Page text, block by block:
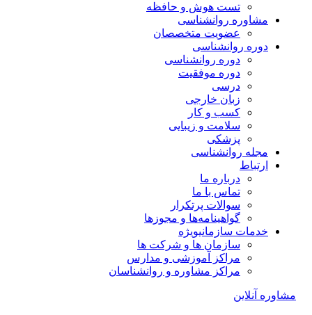
تست هوش و حافظه
مشاوره روانشناسی
عضویت متخصصان
دوره روانشناسی
دوره روانشناسی
دوره موفقیت
درسی
زبان خارجی
کسب و کار
سلامت و زیبایی
پزشکی
مجله روانشناسی
ارتباط
درباره ما
تماس با ما
سوالات پرتکرار
گواهینامه‌ها و مجوزها
خدمات سازمانیویژه
سازمان ها و شرکت ها
مراکز آموزشی و مدارس
مراکز مشاوره و روانشناسان
مشاوره آنلاین